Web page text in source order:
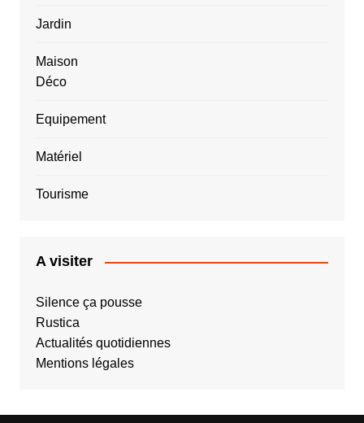
Jardin
Maison
Déco
Equipement
Matériel
Tourisme
A visiter
Silence ça pousse
Rustica
Actualités quotidiennes
Mentions légales